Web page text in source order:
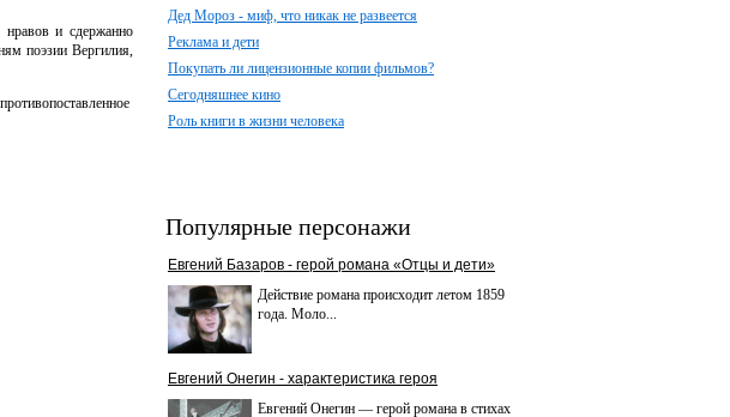
и сдержанно
поэзии Вергилия,
Дед Мороз - миф, что никак не развеется
Реклама и дети
Покупать ли лицензионные копии фильмов?
Сегодняшнее кино
Роль книги в жизни человека
Популярные персонажи
Евгений Базаров - герой романа «Отцы и дети»
Действие романа происходит летом 1859
года. Моло...
Евгений Онегин - характеристика героя
Евгений Онегин — герой романа в стихах